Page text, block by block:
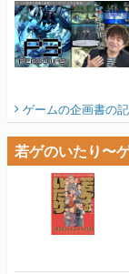
ゲームの企画書の
若ゲのいたり〜